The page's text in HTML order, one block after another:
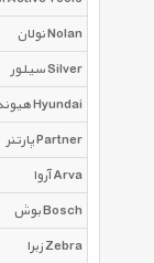
نولان Nolan
سیلور Silver
هیوندای Hyundai
پارتنر Partner
آروا Arva
بوش Bosch
زبرا Zebra